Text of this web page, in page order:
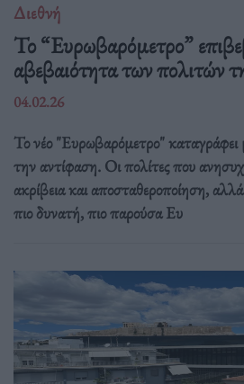
Διεθνή
Το “Ευρωβαρόμετρο”
αβεβαιότητα των πολιτών
04.02.26
Το νέο "Ευρωβαρόμετρο" καταγράφει
την αντίφαση. Oι πολίτες που
ακρίβεια και αποσταθεροποίηση,
πιο δυνατή, πιο παρούσα Ευ